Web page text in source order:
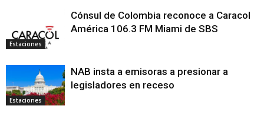
Estaciones
Cónsul de Colombia reconoce a Caracol
América 106.3 FM Miami de SBS
Estaciones
NAB insta a emisoras a presionar a
legisladores en receso